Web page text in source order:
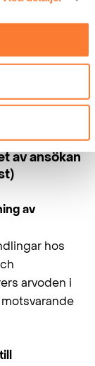
med
enligt
tidpunkt
av ansökan
av
hos
arvoden i